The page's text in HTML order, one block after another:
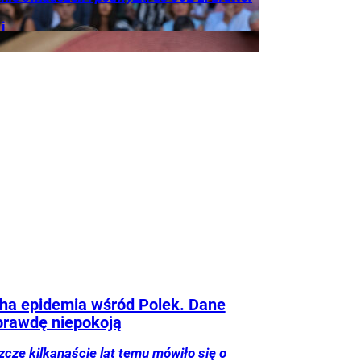
i
Twój
epidemia wśród Polek. Dane
niepokoją
kilkanaście lat temu mówiło się o